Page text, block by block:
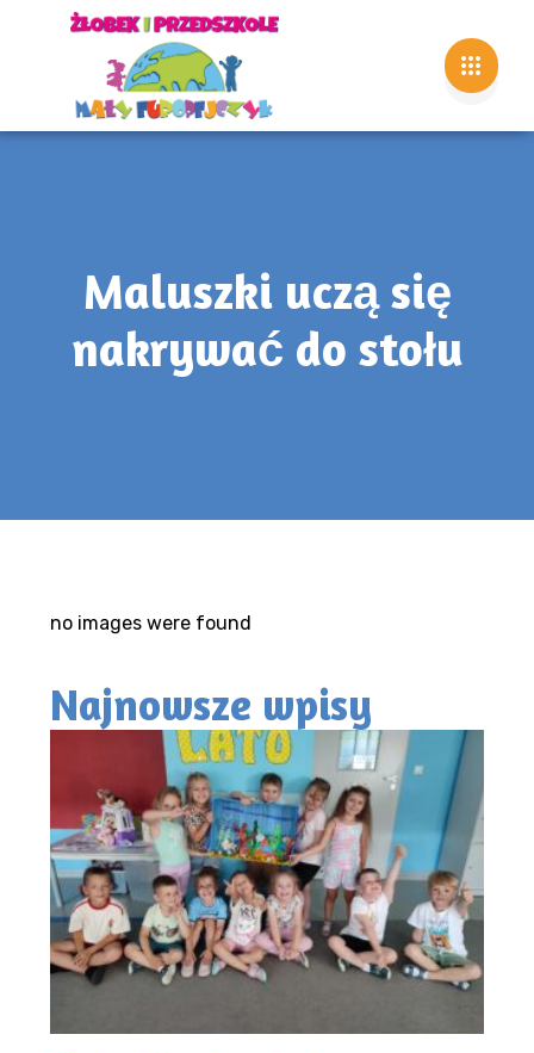
Maluszki uczą się
nakrywać do stołu
no images were found
Najnowsze wpisy